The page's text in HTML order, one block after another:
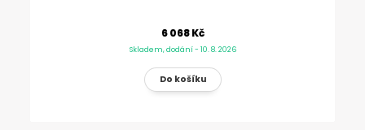
6 068 Kč
Skladem, dodání - 10. 8. 2026